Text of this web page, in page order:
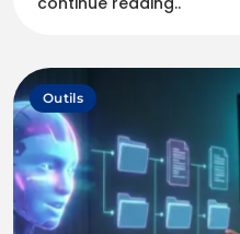
Outils